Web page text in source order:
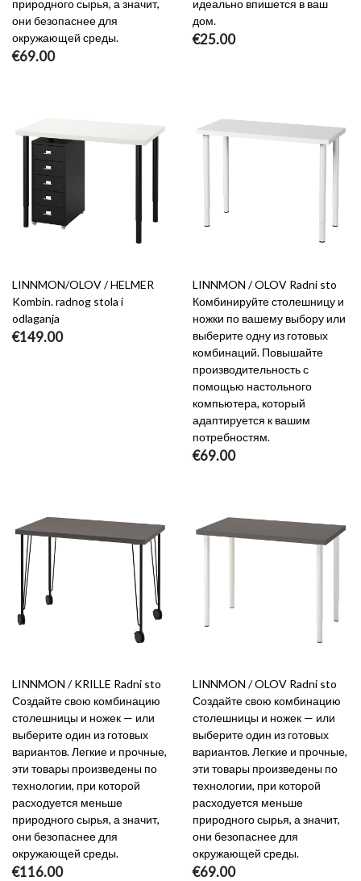
природного сырья, а значит,
они безопаснее для
окружающей среды.
€69.00
идеально впишется в ваш
дом.
€25.00
LINNMON/OLOV / HELMER
Kombin. radnog stola i
odlaganja
€149.00
LINNMON / OLOV Radni sto
Комбинируйте столешницу и
ножки по вашему выбору или
выберите одну из готовых
комбинаций. Повышайте
производительность с
помощью настольного
компьютера, который
адаптируется к вашим
потребностям.
€69.00
LINNMON / KRILLE Radni sto
Создайте свою комбинацию
столешницы и ножек — или
выберите один из готовых
вариантов. Легкие и прочные,
эти товары произведены по
технологии, при которой
расходуется меньше
природного сырья, а значит,
они безопаснее для
окружающей среды.
€116.00
LINNMON / OLOV Radni sto
Создайте свою комбинацию
столешницы и ножек — или
выберите один из готовых
вариантов. Легкие и прочные,
эти товары произведены по
технологии, при которой
расходуется меньше
природного сырья, а значит,
они безопаснее для
окружающей среды.
€69.00